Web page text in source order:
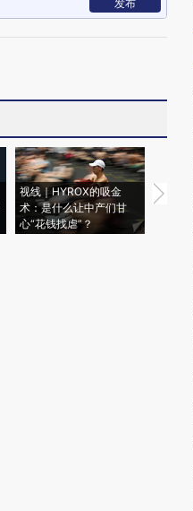
发布
视线｜HYROX的吸金
术：是什么让中产们甘
心“花钱找虐”？
马航飞
粒摇